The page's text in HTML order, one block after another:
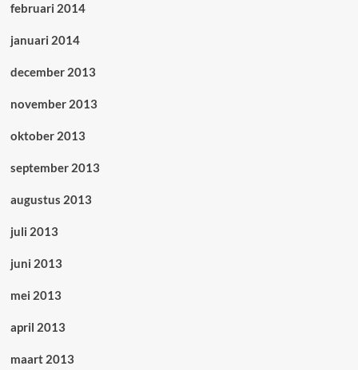
februari 2014
januari 2014
december 2013
november 2013
oktober 2013
september 2013
augustus 2013
juli 2013
juni 2013
mei 2013
april 2013
maart 2013